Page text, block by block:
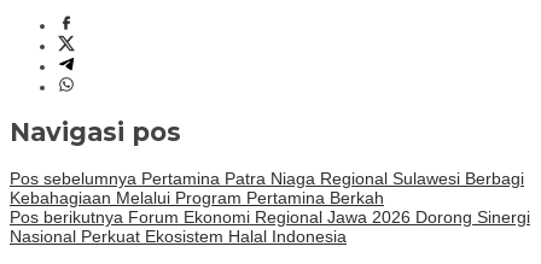
Navigasi pos
Pos sebelumnya Pertamina Patra Niaga Regional Sulawesi Berbagi
Kebahagiaan Melalui Program Pertamina Berkah
Pos berikutnya Forum Ekonomi Regional Jawa 2026 Dorong Sinergi
Nasional Perkuat Ekosistem Halal Indonesia